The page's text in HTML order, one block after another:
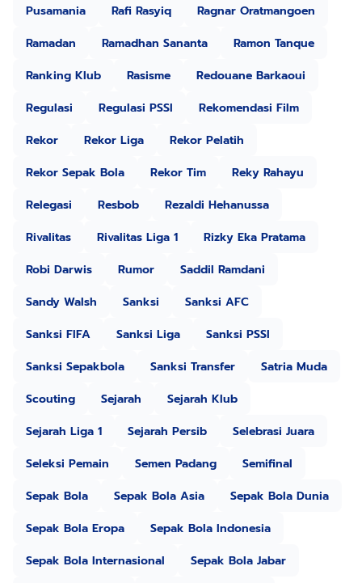
Pusamania
Rafi Rasyiq
Ragnar Oratmangoen
Ramadan
Ramadhan Sananta
Ramon Tanque
Ranking Klub
Rasisme
Redouane Barkaoui
Regulasi
Regulasi PSSI
Rekomendasi Film
Rekor
Rekor Liga
Rekor Pelatih
Rekor Sepak Bola
Rekor Tim
Reky Rahayu
Relegasi
Resbob
Rezaldi Hehanussa
Rivalitas
Rivalitas Liga 1
Rizky Eka Pratama
Robi Darwis
Rumor
Saddil Ramdani
Sandy Walsh
Sanksi
Sanksi AFC
Sanksi FIFA
Sanksi Liga
Sanksi PSSI
Sanksi Sepakbola
Sanksi Transfer
Satria Muda
Scouting
Sejarah
Sejarah Klub
Sejarah Liga 1
Sejarah Persib
Selebrasi Juara
Seleksi Pemain
Semen Padang
Semifinal
Sepak Bola
Sepak Bola Asia
Sepak Bola Dunia
Sepak Bola Eropa
Sepak Bola Indonesia
Sepak Bola Internasional
Sepak Bola Jabar